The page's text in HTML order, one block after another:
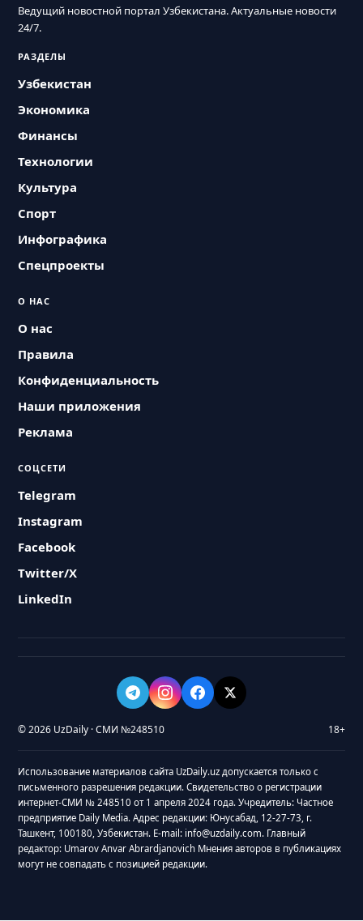
Ведущий новостной портал Узбекистана. Актуальные новости
24/7.
РАЗДЕЛЫ
Узбекистан
Экономика
Финансы
Технологии
Культура
Спорт
Инфографика
Спецпроекты
О НАС
О нас
Правила
Конфиденциальность
Наши приложения
Реклама
СОЦСЕТИ
Telegram
Instagram
Facebook
Twitter/X
LinkedIn
© 2026 UzDaily · СМИ №248510 18+
Использование материалов сайта UzDaily.uz допускается только с
письменного разрешения редакции. Свидетельство о регистрации
интернет-СМИ № 248510 от 1 апреля 2024 года. Учредитель: Частное
предприятие Daily Media. Адрес редакции: Юнусабад, 12-27-73, г.
Ташкент, 100180, Узбекистан. E-mail: info@uzdaily.com. Главный
редактор: Umarov Anvar Abrardjanovich Мнения авторов в публикациях
могут не совпадать с позицией редакции.